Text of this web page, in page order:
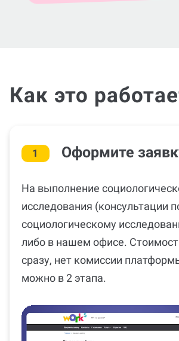
Как это
1 Оформите
На выполнение
исследования (консультации
cоциологическому
либо в нашем офисе.
сразу, нет комиссии
можно в 2 этапа.